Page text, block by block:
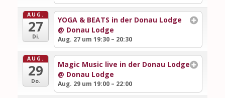
AUG.
27
Di.
YOGA & BEATS in der Donau Lodge
@ Donau Lodge
Aug. 27 um 19:30 – 20:30
AUG.
29
Do.
Magic Music live in der Donau Lodge
@ Donau Lodge
Aug. 29 um 19:00 – 22:00